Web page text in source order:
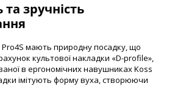
та зручність
мають природну посадку, що
культової накладки «D-profile»,
в ергономічних навушниках Koss
імітують форму вуха, створюючи